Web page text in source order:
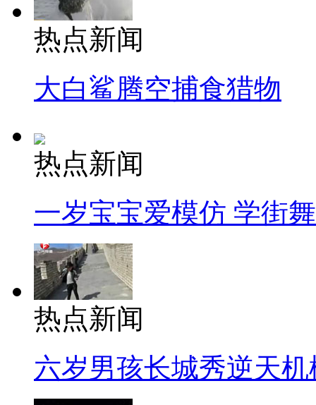
热点新闻
大白鲨腾空捕食猎物
热点新闻
一岁宝宝爱模仿 学街
热点新闻
六岁男孩长城秀逆天机